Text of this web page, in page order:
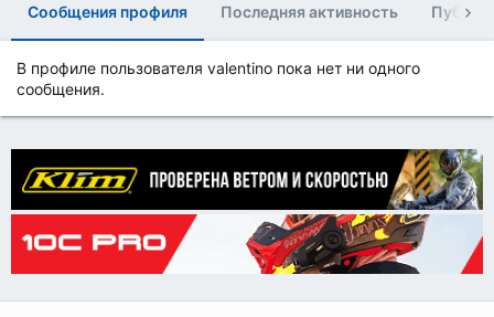
Сообщения профиля Последняя активность
В профиле пользователя valentino пока нет ни одного
сообщения.